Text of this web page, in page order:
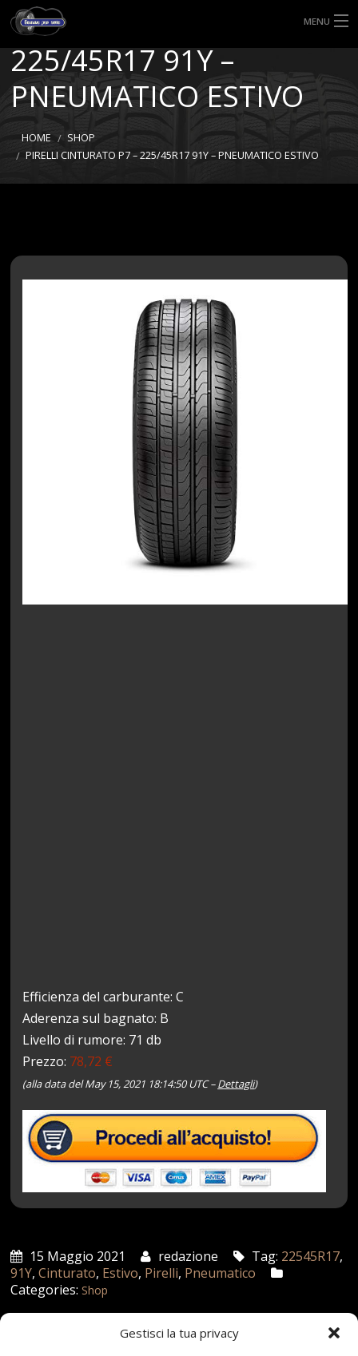
Gestisci la tua privacy
MENU
HOME
TIPI DI GOMME
MISURE GOMME
PIRELLI CINTURATO P7 –
225/45R17 91Y –
PNEUMATICO ESTIVO
HOME
SHOP
PIRELLI CINTURATO P7 – 225/45R17 91Y – PNEUMATICO ESTIVO
Efficienza del carburante: C
Aderenza sul bagnato: B
Livello di rumore: 71 db
Prezzo: 78,72 €
(alla data del May 15, 2021 18:14:50 UTC –Dettagli)
15 Maggio 2021 redazione Tag: 22545R17,
91Y,Cinturato, Estivo, Pirelli, Pneumatico
Categories: Shop